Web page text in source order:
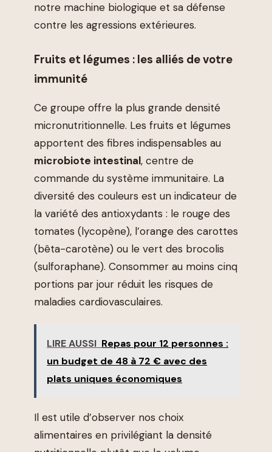
notre machine biologique et sa défense
contre les agressions extérieures.
Fruits et légumes : les alliés de votre
immunité
Ce groupe offre la plus grande densité
micronutritionnelle. Les fruits et légumes
apportent des fibres indispensables au
microbiote intestinal, centre de
commande du système immunitaire. La
diversité des couleurs est un indicateur de
la variété des antioxydants : le rouge des
tomates (lycopène), l’orange des carottes
(bêta-carotène) ou le vert des brocolis
(sulforaphane). Consommer au moins cinq
portions par jour réduit les risques de
maladies cardiovasculaires.
LIRE AUSSI Repas pour 12 personnes :
un budget de 48 à 72 € avec des
plats uniques économiques
Il est utile d’observer nos choix
alimentaires en privilégiant la densité